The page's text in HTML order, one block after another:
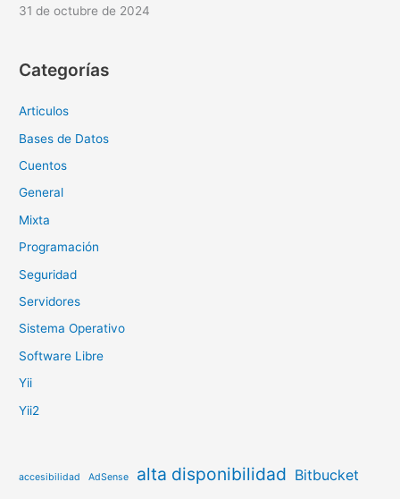
31 de octubre de 2024
Categorías
Articulos
Bases de Datos
Cuentos
General
Mixta
Programación
Seguridad
Servidores
Sistema Operativo
Software Libre
Yii
Yii2
accesibilidad AdSense alta disponibilidad Bitbucket